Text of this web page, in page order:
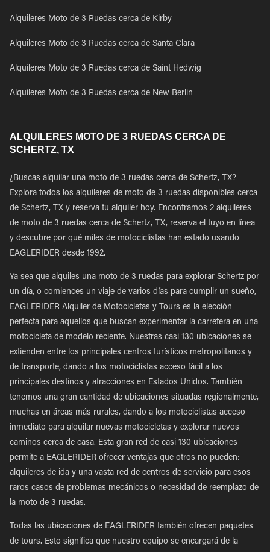
Alquileres Moto de 3 Ruedas cerca de Kirby
Alquileres Moto de 3 Ruedas cerca de Santa Clara
Alquileres Moto de 3 Ruedas cerca de Saint Hedwig
Alquileres Moto de 3 Ruedas cerca de New Berlin
ALQUILERES MOTO DE 3 RUEDAS CERCA DE
SCHERTZ, TX
¿Buscas alquilar una moto de 3 ruedas cerca de Schertz, TX?
Explora todos los alquileres de moto de 3 ruedas disponibles cerca
de Schertz, TX y reserva tu alquiler hoy. Encontramos 2 alquileres
de moto de 3 ruedas cerca de Schertz, TX, reserva el tuyo en línea
y descubre por qué miles de motociclistas han estado usando
EAGLERIDER desde 1992.
Ya sea que alquiles una moto de 3 ruedas para explorar Schertz por
un día, o comiences un viaje de varios días para cumplir un sueño,
EAGLERIDER Alquiler de Motocicletas y Tours es la elección
perfecta para aquellos que buscan experimentar la carretera en una
motocicleta de modelo reciente. Nuestras casi 130 ubicaciones se
extienden entre los principales centros turísticos metropolitanos y
de transporte, dando a los motociclistas acceso fácil a los
principales destinos y atracciones en Estados Unidos. También
tenemos una gran cantidad de ubicaciones situadas regionalmente,
muchas en áreas más rurales, dando a los motociclistas acceso
inmediato para alquilar nuevas motocicletas y explorar nuevos
caminos cerca de casa. Esta gran red de casi 130 ubicaciones
permite a EAGLERIDER ofrecer ventajas que otros no pueden:
alquileres de ida y una vasta red de centros de servicio para esos
raros casos de problemas mecánicos o necesidad de reemplazo de
la moto de 3 ruedas.
Todas las ubicaciones de EAGLERIDER también ofrecen paquetes
de tours. Esto significa que nuestro equipo se encargará de la